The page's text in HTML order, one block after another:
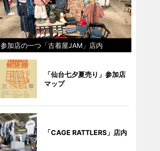
参加店の一つ「古着屋JAM」店内
「仙台七夕夏売り」参加店
マップ
「CAGE RATTLERS」店内